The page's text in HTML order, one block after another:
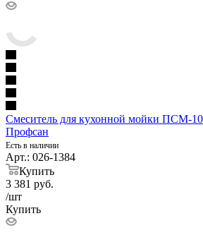
Смеситель для кухонной мойки ПСМ-
Профсан
Есть в наличии
Арт.: 026-1384
Купить
3 381 руб.
/шт
Купить